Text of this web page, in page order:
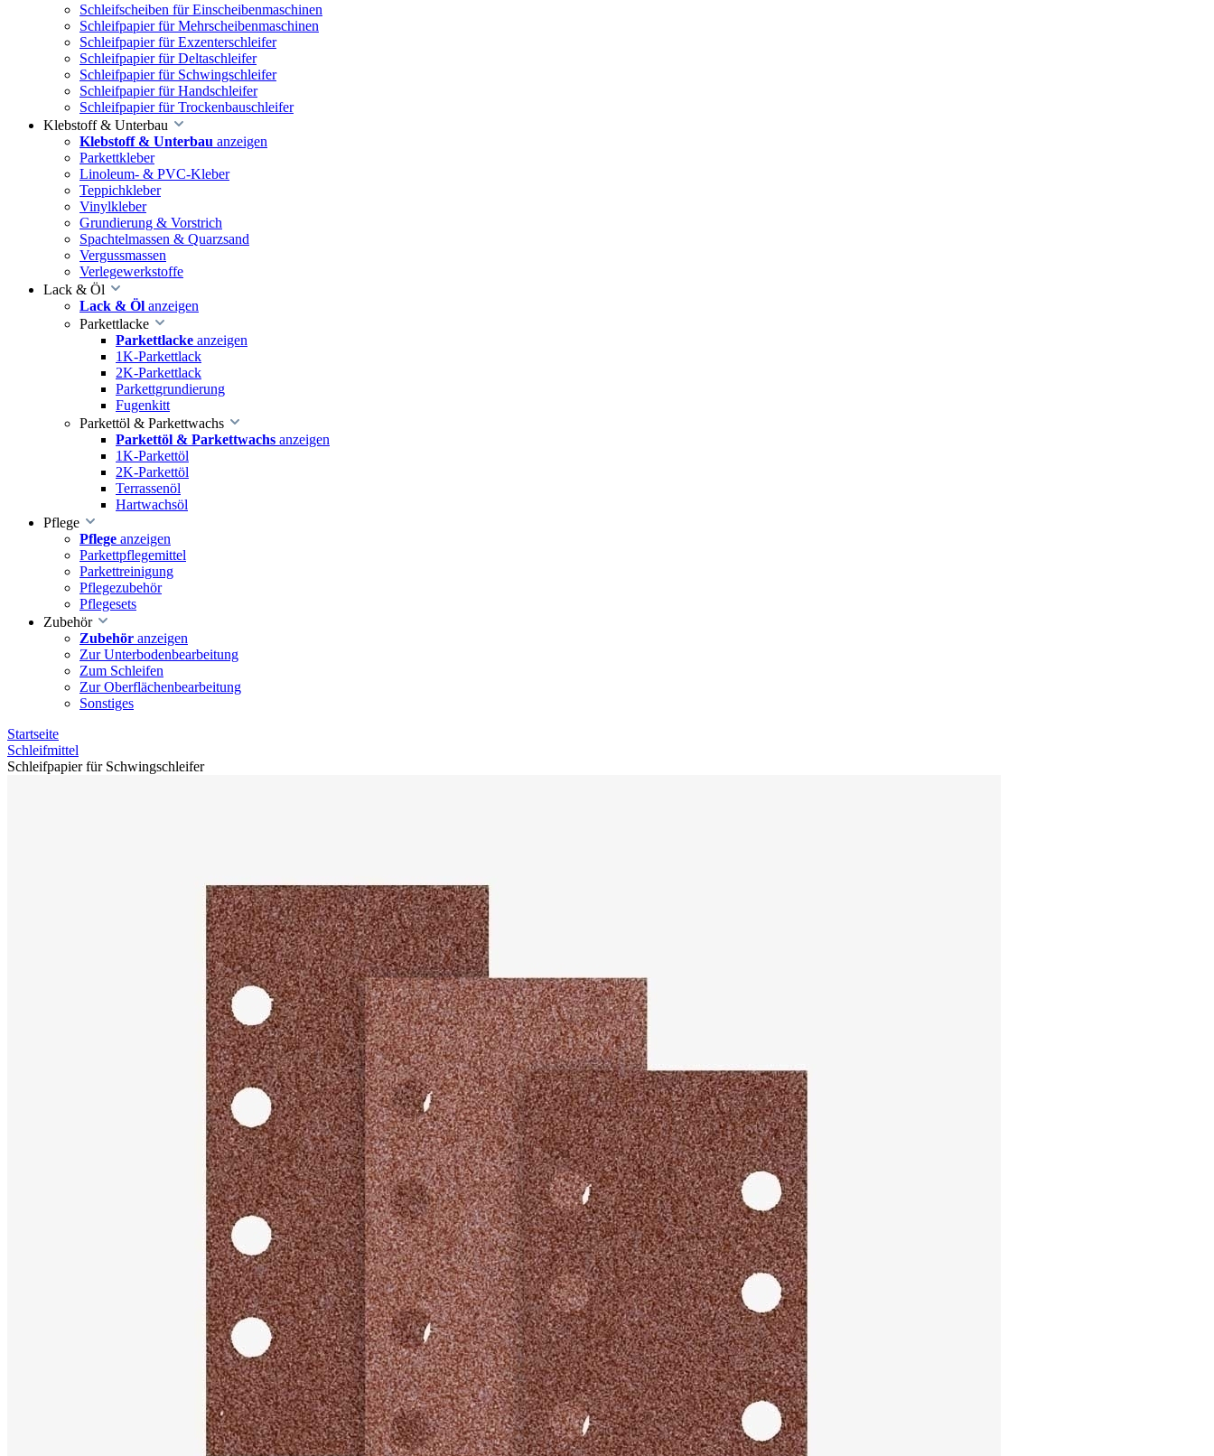
Schleifscheiben für Einscheibenmaschinen
Schleifpapier für Mehrscheibenmaschinen
Schleifpapier für Exzenterschleifer
Schleifpapier für Deltaschleifer
Schleifpapier für Schwingschleifer
Schleifpapier für Handschleifer
Schleifpapier für Trockenbauschleifer
Klebstoff & Unterbau
Klebstoff & Unterbau anzeigen
Parkettkleber
Linoleum- & PVC-Kleber
Teppichkleber
Vinylkleber
Grundierung & Vorstrich
Spachtelmassen & Quarzsand
Vergussmassen
Verlegewerkstoffe
Lack & Öl
Lack & Öl anzeigen
Parkettlacke
Parkettlacke anzeigen
1K-Parkettlack
2K-Parkettlack
Parkettgrundierung
Fugenkitt
Parkettöl & Parkettwachs
Parkettöl & Parkettwachs anzeigen
1K-Parkettöl
2K-Parkettöl
Terrassenöl
Hartwachsöl
Pflege
Pflege anzeigen
Parkettpflegemittel
Parkettreinigung
Pflegezubehör
Pflegesets
Zubehör
Zubehör anzeigen
Zur Unterbodenbearbeitung
Zum Schleifen
Zur Oberflächenbearbeitung
Sonstiges
Startseite
Schleifmittel
Schleifpapier für Schwingschleifer